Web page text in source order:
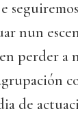
nun
perder a
de